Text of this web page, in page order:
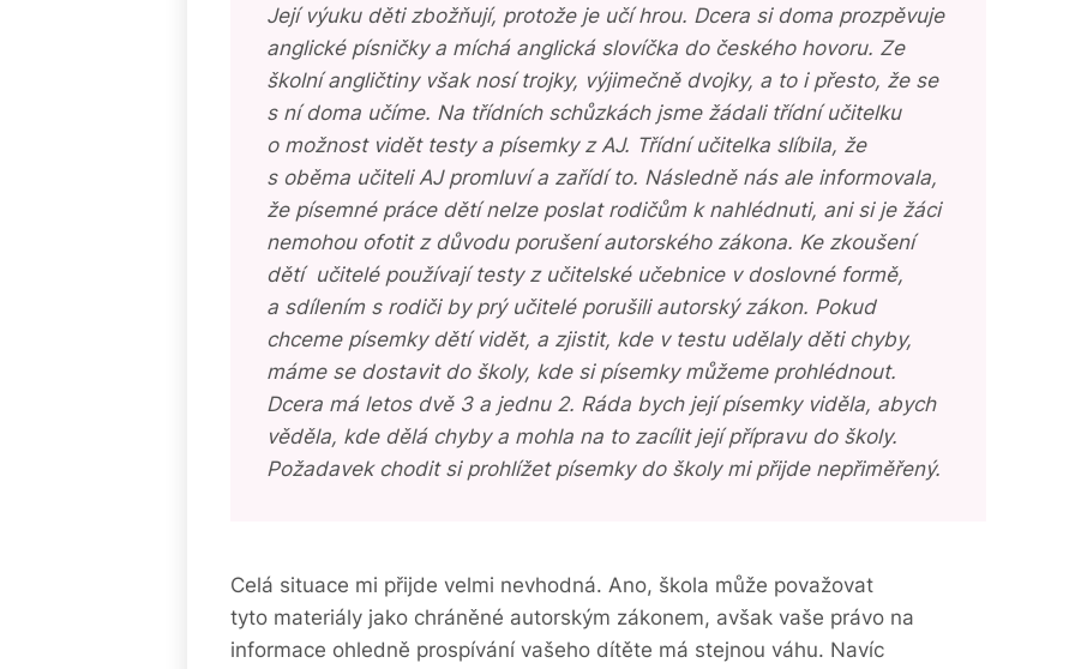
Její výuku děti zbožňují, protože je učí hrou. Dcera si doma prozpěvuje
anglické písničky a míchá anglická slovíčka do českého hovoru. Ze
školní angličtiny však nosí trojky, výjimečně dvojky, a to i přesto, že se
s ní doma učíme. Na třídních schůzkách jsme žádali třídní učitelku
o možnost vidět testy a písemky z AJ. Třídní učitelka slíbila, že
s oběma učiteli AJ promluví a zařídí to. Následně nás ale informovala,
že písemné práce dětí nelze poslat rodičům k nahlédnuti, ani si je žáci
nemohou ofotit z důvodu porušení autorského zákona. Ke zkoušení
dětí učitelé používají testy z učitelské učebnice v doslovné formě,
a sdílením s rodiči by prý učitelé porušili autorský zákon. Pokud
chceme písemky dětí vidět, a zjistit, kde v testu udělaly děti chyby,
máme se dostavit do školy, kde si písemky můžeme prohlédnout.
Dcera má letos dvě 3 a jednu 2. Ráda bych její písemky viděla, abych
věděla, kde dělá chyby a mohla na to zacílit její přípravu do školy.
Požadavek chodit si prohlížet písemky do školy mi přijde nepřiměřený.
Celá situace mi přijde velmi nevhodná. Ano, škola může považovat
tyto materiály jako chráněné autorským zákonem, avšak vaše právo na
informace ohledně prospívání vašeho dítěte má stejnou váhu. Navíc